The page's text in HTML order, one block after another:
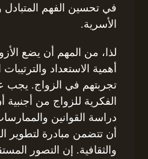
في تحسين الفهم المتبادل
الأسرية.
لذا، من المهم أن يضع
أهمية الاستعداد
تجربتهم في الزواج. يجب
الفكرية للزواج من
دراسة القوانين
أن تتضمن مبادرة لتطوير
والثقافية. إن التصور